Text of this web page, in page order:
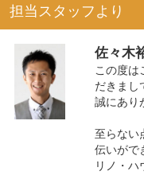
担当スタッフより
佐々木
この度は
だきまし
誠にあり
至らない
伝いがで
リノ・ハ